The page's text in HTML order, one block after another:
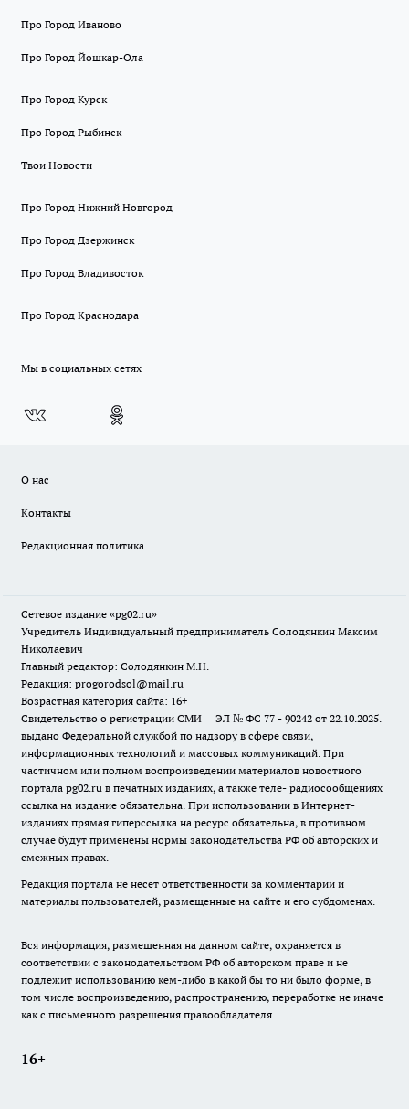
Про Город Иваново
Про Город Йошкар-Ола
Про Город Курск
Про Город Рыбинск
Твои Новости
Про Город Нижний Новгород
Про Город Дзержинск
Про Город Владивосток
Про Город Краснодара
Мы в социальных сетях
О нас
Контакты
Редакционная политика
Сетевое издание «pg02.ru»
Учредитель Индивидуальный предприниматель Солодянкин Максим
Николаевич
Главный редактор: Солодянкин М.Н.
Редакция: progorodsol@mail.ru
Возрастная категория сайта: 16+
Свидетельство о регистрации СМИ ЭЛ № ФС 77 - 90242 от 22.10.2025.
выдано Федеральной службой по надзору в сфере связи,
информационных технологий и массовых коммуникаций. При
частичном или полном воспроизведении материалов новостного
портала pg02.ru в печатных изданиях, а также теле- радиосообщениях
ссылка на издание обязательна. При использовании в Интернет-
изданиях прямая гиперссылка на ресурс обязательна, в противном
случае будут применены нормы законодательства РФ об авторских и
смежных правах.
Редакция портала не несет ответственности за комментарии и
материалы пользователей, размещенные на сайте и его субдоменах.
Вся информация, размещенная на данном сайте, охраняется в
соответствии с законодательством РФ об авторском праве и не
подлежит использованию кем-либо в какой бы то ни было форме, в
том числе воспроизведению, распространению, переработке не иначе
как с письменного разрешения правообладателя.
16+